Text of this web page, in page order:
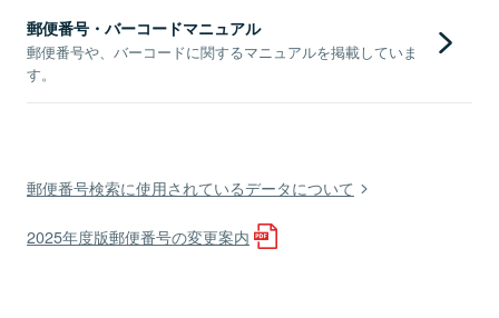
郵便番号・バーコードマニュアル
郵便番号や、バーコードに関するマニュアルを掲載していま
す。
郵便番号検索に使用されているデータについて
2025年度版郵便番号の変更案内